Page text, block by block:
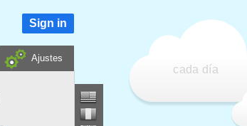
cada día
Sign in
Ajustes